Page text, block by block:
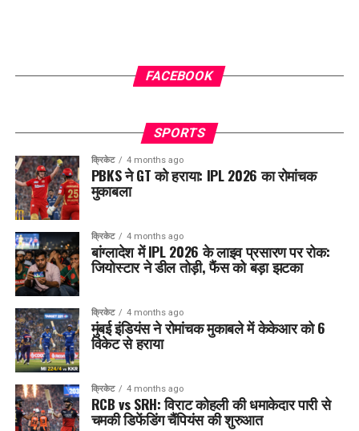
FACEBOOK
SPORTS
क्रिकेट 4 months ago
PBKS ने GT को हराया: IPL 2026 का रोमांचक
मुकाबला
क्रिकेट 4 months ago
बांग्लादेश में IPL 2026 के लाइव प्रसारण पर रोक:
जियोस्टार ने डील तोड़ी, फैंस को बड़ा झटका
क्रिकेट 4 months ago
मुंबई इंडियंस ने रोमांचक मुकाबले में केकेआर को 6
विकेट से हराया
क्रिकेट 4 months ago
RCB vs SRH: विराट कोहली की धमाकेदार पारी से
चमकी डिफेंडिंग चैंपियंस की शुरुआत